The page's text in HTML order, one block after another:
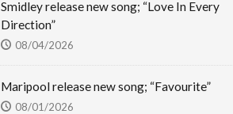
Smidley release new song; “Love In Every
Direction”
08/04/2026
Maripool release new song; “Favourite”
08/01/2026